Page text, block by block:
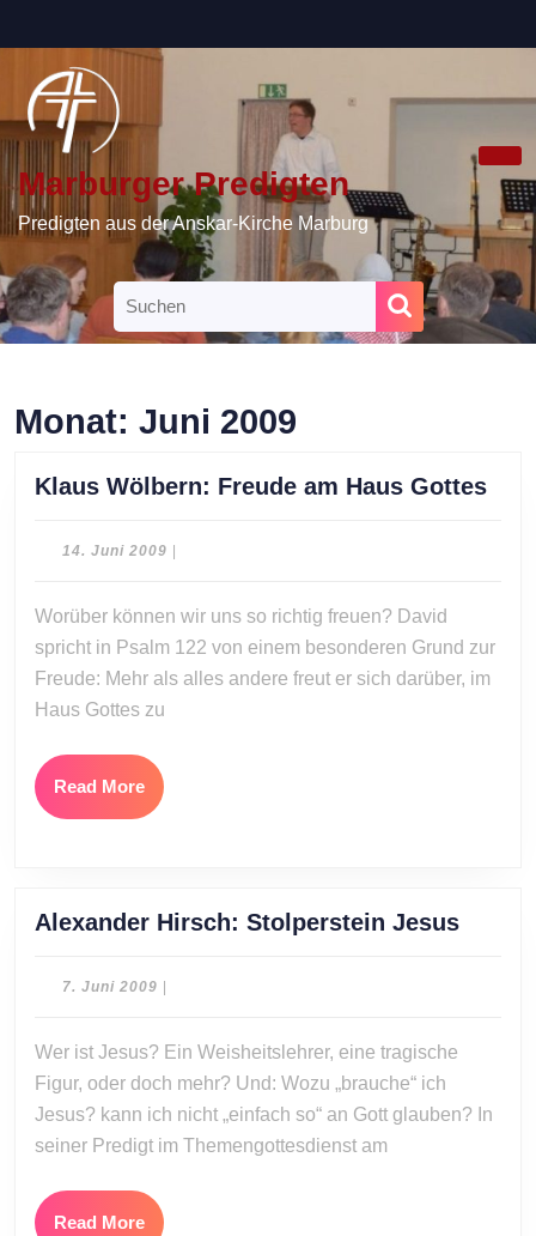
content
Marburger Predigten
Predigten aus der Anskar-Kirche Marburg
Search
for:
Monat: Juni 2009
Klaus Wölbern: Freude am Haus Gottes
14. Juni 2009 14.
Worüber können wir uns so richtig freuen? David
spricht in Psalm 122 von einem besonderen Grund zur
Freude: Mehr als alles andere freut er sich darüber, im
Haus Gottes zu
Read MoreRead
More
Alexander Hirsch: Stolperstein Jesus
7. Juni 2009 7.
Wer ist Jesus? Ein Weisheitslehrer, eine tragische
Figur, oder doch mehr? Und: Wozu „brauche“ ich
Jesus? kann ich nicht „einfach so“ an Gott glauben? In
seiner Predigt im Themengottesdienst am
Read MoreRead